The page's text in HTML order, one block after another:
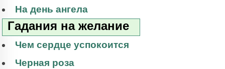
На день ангела
Гадания на желание
Чем сердце успокоится
Черная роза